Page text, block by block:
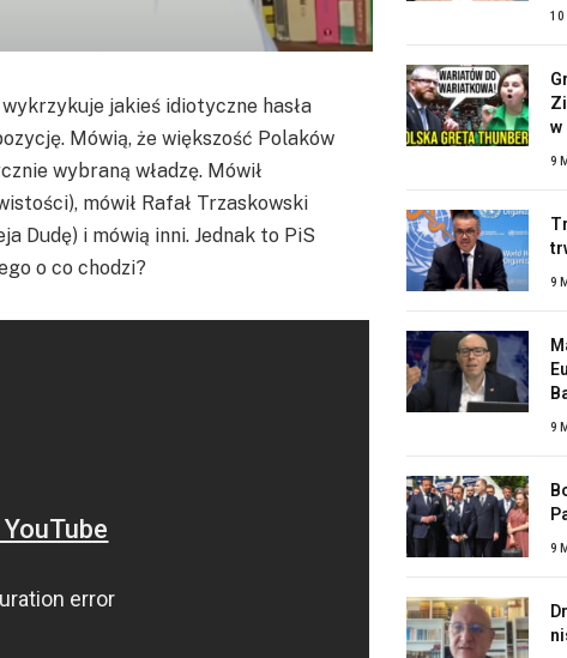
jakieś idiotyczne hasła
Mówią, że większość Polaków
wybraną władzę. Mówił
mówił Rafał Trzaskowski
Dudę) i mówią inni. Jednak to PiS
o co chodzi?
10
w
9
9
9
9